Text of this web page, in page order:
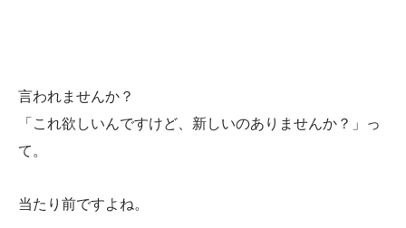
言われませんか？
「これ欲しいんですけど、新しいのありませんか？」っ
て。
当たり前ですよね。